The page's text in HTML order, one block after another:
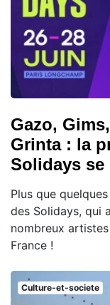
Gazo,
Grinta : la
Solidays se
Plus que
des Solidays, qui
nombreux
France !
Culture-et-societe